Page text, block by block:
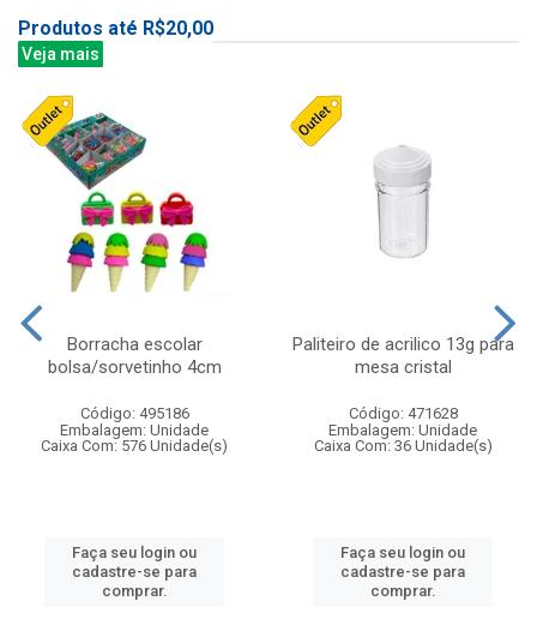
Produtos até R$20,00
Veja mais
Borracha escolar
bolsa/sorvetinho 4cm
Código: 495186
Embalagem: Unidade
Caixa Com: 576 Unidade(s)
Faça seu login ou
cadastre-se para
comprar.
Paliteiro de acrilico 13g para
mesa cristal
Código: 471628
Embalagem: Unidade
Caixa Com: 36 Unidade(s)
Faça seu login ou
cadastre-se para
comprar.